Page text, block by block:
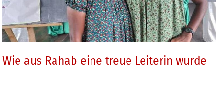
Wie aus Rahab eine treue Leiterin wurde